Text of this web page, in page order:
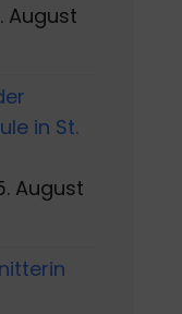
August
in St.
August